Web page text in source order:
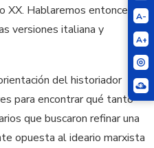
A-
A+
Hablaremos entonces
versiones italiana y
del historiador
para encontrar qué tanto
que buscaron refinar una
opuesta al ideario marxista